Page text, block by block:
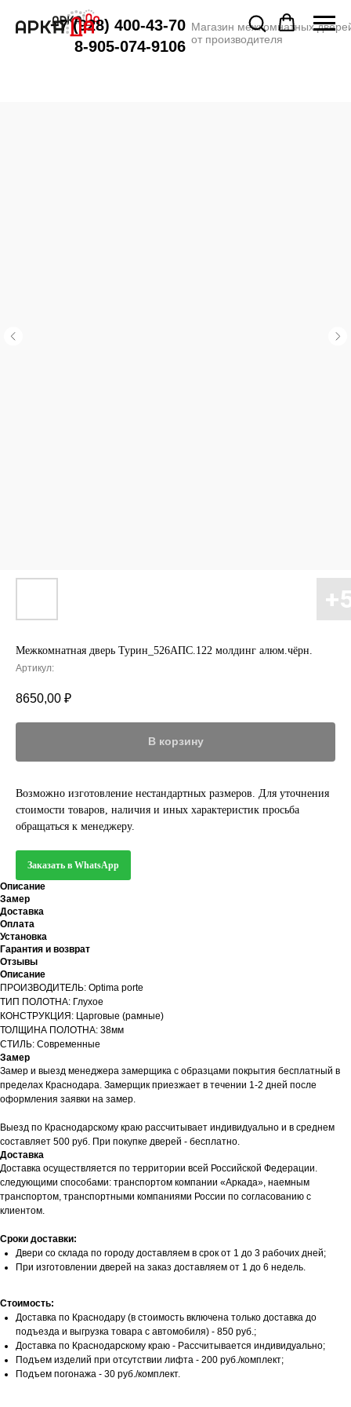
Магазин межкомнатных
от производителя
+7 (928) 400-43-70
8-905-074-9106
Межкомнатная дверь Турин_526АПС.122 молдинг алюм.чёрн.
Артикул:
8650,00 ₽
В корзину
Возможно изготовление нестандартных размеров. Для уточнения
стоимости товаров, наличия и иных характеристик просьба
обращаться к менеджеру.
Заказать в WhatsApp
Описание
Замер
Доставка
Оплата
Установка
Гарантия и возврат
Отзывы
Описание
ПРОИЗВОДИТЕЛЬ: Optima porte
ТИП ПОЛОТНА: Глухое
КОНСТРУКЦИЯ: Царговые (рамные)
ТОЛЩИНА ПОЛОТНА: 38мм
СТИЛЬ: Современные
Замер
Замер и выезд менеджера замерщика с образцами покрытия бесплатный в
пределах Краснодара. Замерщик приезжает в течении 1-2 дней после
оформления заявки на замер.
Выезд по Краснодарскому краю рассчитывает индивидуально и в среднем
составляет 500 руб. При покупке дверей - бесплатно.
Доставка
Доставка осуществляется по территории всей Российской Федерации.
следующими способами: транспортом компании «Аркада», наемным
транспортом, транспортными компаниями России по согласованию с
клиентом.
Сроки доставки:
Двери со склада по городу доставляем в срок от 1 до 3 рабочих дней;
При изготовлении дверей на заказ доставляем от 1 до 6 недель.
Стоимость:
Доставка по Краснодару (в стоимость включена только доставка до
подъезда и выгрузка товара с автомобиля) - 850 руб.;
Доставка по Краснодарскому краю - Рассчитывается индивидуально;
Подъем изделий при отсутствии лифта - 200 руб./комплект;
Подъем погонажа - 30 руб./комплект.